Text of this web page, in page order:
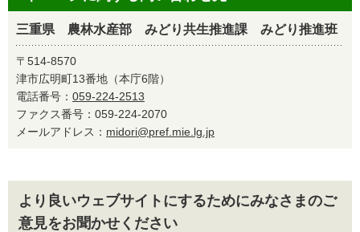
三重県 農林水産部 みどり共生推進課 みどり推進班
〒514-8570
津市広明町13番地（本庁6階）
電話番号： 059-224-2513
ファクス番号：059-224-2070
メールアドレス： midori@pref.mie.lg.jp
より良いウェブサイトにするためにみなさまのご
意見をお聞かせください